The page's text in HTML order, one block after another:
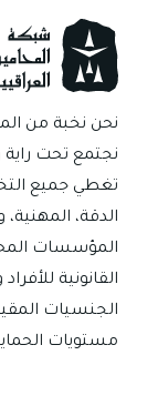
o
ok
نحن نخبة من
نجتمع تحت راية
تغطي جميع
الدقة،
المؤسسات
القانونية
الجنسيات
مستويات